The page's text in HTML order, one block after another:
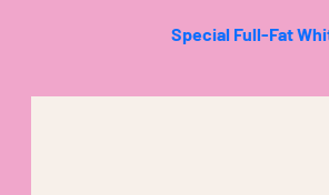
Special Full-Fat